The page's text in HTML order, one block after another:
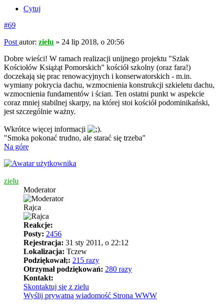
Cytuj
#69
Post autor: zielu » 24 lip 2018, o 20:56
Dobre wieści! W ramach realizacji unijnego projektu "Szlak
Kościołów Książąt Pomorskich" kościół szkolny (oraz fara!)
doczekają się prac renowacyjnych i konserwatorskich - m.in.
wymiany pokrycia dachu, wzmocnienia konstrukcji szkieletu dachu,
wzmocnienia fundamentów i ścian. Ten ostatni punkt w aspekcie
coraz mniej stabilnej skarpy, na której stoi kościół podominikański,
jest szczególnie ważny.
Wkrótce więcej informacji
.
"Smoka pokonać trudno, ale starać się trzeba"
Na górę
zielu
Moderator
Rajca
Reakcje:
Posty: 2456
Rejestracja: 31 sty 2011, o 22:12
Lokalizacja: Tczew
Podziękował;: 215 razy
Otrzymał podziękowań: 280 razy
Kontakt:
Skontaktuj się z zielu
Wyślij prywatną wiadomość Strona WWW